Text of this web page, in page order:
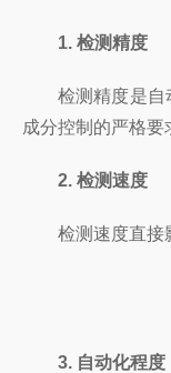
1. 检测精度
检测精度是自动
成分控制的严格要
2. 检测速度
检测速度直接影
3. 自动化程度